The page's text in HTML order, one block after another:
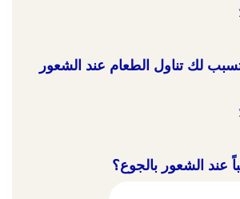
لك تناول الطعام عند الشعور
عند الشعور بالجوع؟